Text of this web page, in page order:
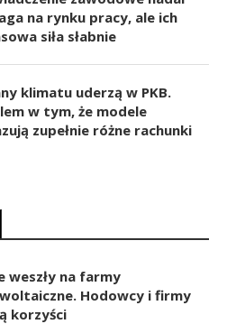
na rynku pracy, ale ich
siła słabnie
klimatu uderzą w PKB.
w tym, że modele
zupełnie różne rachunki
weszły na farmy
Hodowcy i firmy
korzyści